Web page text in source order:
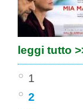
leggi tutto
1
2